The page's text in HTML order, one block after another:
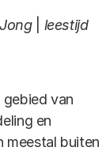
leestijd
van
en
meestal buiten